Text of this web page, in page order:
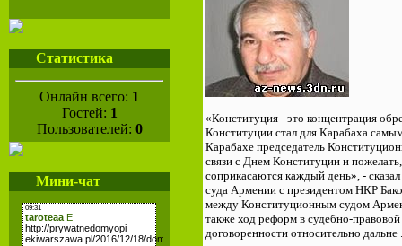
Статистика
Онлайн всего: 1
Гостей: 1
Пользователей: 0
Мини-чат
«Конституция - это концентрация
Конституции стал для Карабаха
Карабахе председатель
связи с Днем Конституции и
соприкасаются каждый день», -
суда Армении с президентом НКР
между Конституционным судом
также ход реформ в судебно-
договоренности относительно дальне